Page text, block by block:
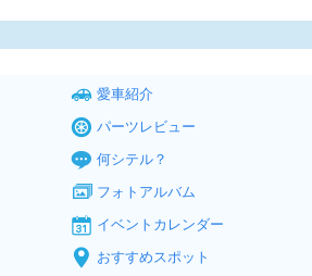
愛車紹介
パーツレビュー
何シテル？
フォトアルバム
イベントカレンダー
おすすめスポット